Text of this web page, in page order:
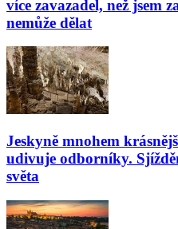
více zavazadel, než jsem
nemůže dělat
Jeskyně mnohem
udivuje odborníky.
světa